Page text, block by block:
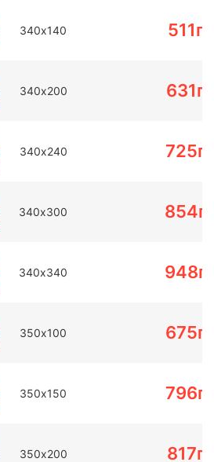
340х140 511
340х200 631
340х240 725
340х300 854
340х340 948
350х100 675
350х150 796
350х200 817